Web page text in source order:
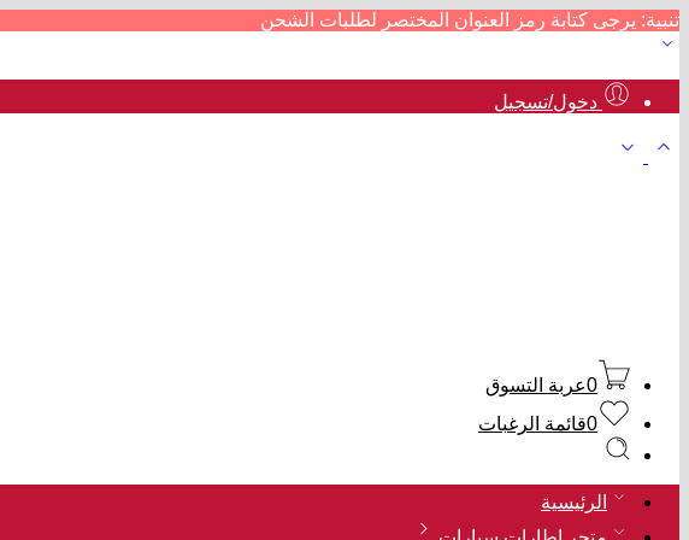
تنبية: يرجى كتابة رمز العنوان المختصر لطلبات الشحن
دخول/تسجيل
0عربة التسوق
0قائمة الرغبات
الرئيسية